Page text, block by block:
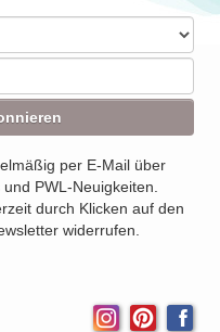
per E-Mail über
PWL-Neuigkeiten.
durch Klicken auf den
widerrufen.